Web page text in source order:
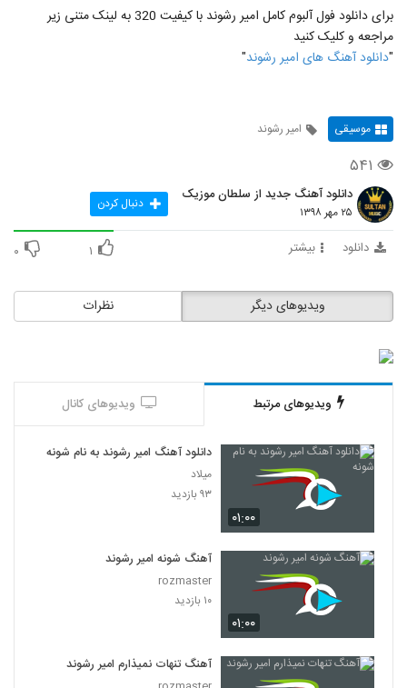
برای دانلود فول آلبوم کامل امیر رشوند با کیفیت 320 به لینک متنی زیر
مراجعه و کلیک کنید
"دانلود آهنگ های امیر رشوند"
موسیقی امیر رشوند
۵۴۱
دانلود آهنگ جدید از سلطان موزیک
۲۵ مهر ۱۳۹۸ دنبال کردن
دانلود بیشتر ۱ ۰
نظرات ویدیوهای دیگر
ویدیوهای مرتبط ویدیوهای کانال
۰۱:۰۰
دانلود آهنگ امیر رشوند به نام شونه
میلاد
۹۳ بازدید
۰۱:۰۰
آهنگ شونه امیر رشوند
rozmaster
۱۰ بازدید
آهنگ تنهات نمیذارم امیر رشوند